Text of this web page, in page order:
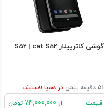
گوشی کاترپیلار S52 | cat S52
51 دقیقه پیش در همپا لاستیک
قیمت از تومان